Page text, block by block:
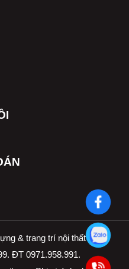
& trang trí nội thất Hòa
ĐT 0971.958.991.